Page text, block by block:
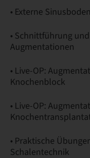
• Externe
• Schnittführung
Augmentationen
• Live-OP:
Knochenblock
• Live-OP:
• Praktische
Schalentechnik